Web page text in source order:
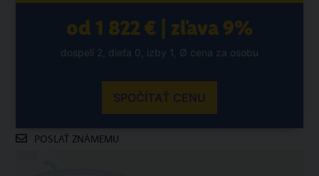
od 1 822 € | zľava 9%
dospelí 2, dieťa 0, izby 1, Ø cena za osobu
SPOČÍTAŤ CENU
POSLAŤ ZNÁMEMU